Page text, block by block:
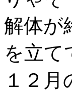
解体が
を立て
１２